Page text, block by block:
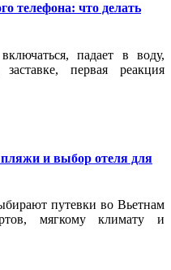
телефона: что делать
падает в воду,
первая реакция
и выбор отеля для
путевки во Вьетнам
мягкому климату и